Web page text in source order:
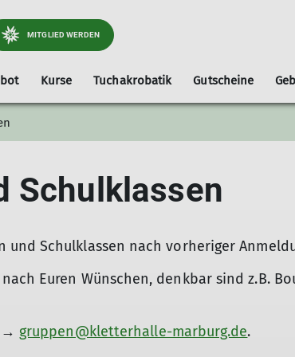
MITGLIED WERDEN
& Fakten Sicherungsupdate
Kurse Tuchakrobatik Gutscheine
Schulklassen
und Schulklassen nach vorheriger
Euren Wünschen, denkbar sind z.B.
→ gruppen@kletterhalle-marburg.de.